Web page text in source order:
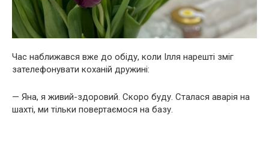
Час наближався вже до обіду, коли Ілля нарешті зміг
зателефонувати коханій дружині:
— Яна, я живий-здоровий. Скоро буду. Сталася аварія на
шахті, ми тільки повертаємося на базу.